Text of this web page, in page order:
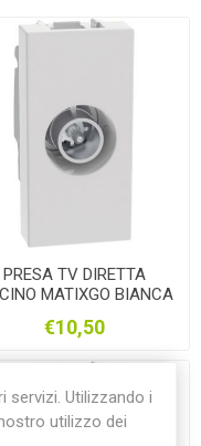
PRESA TV DIRETTA
MATIXGO BIANCA
€10,50
servizi. Utilizzando i
utilizzo dei